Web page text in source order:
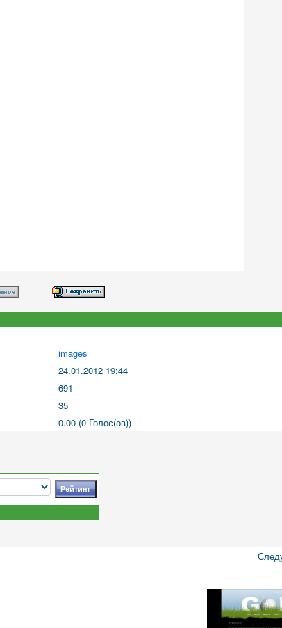
images
24.01.2012 19:44
691
35
0.00 (0 Голос(ов))